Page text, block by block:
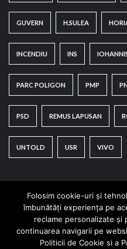
GUVERN H.SULEA
INCENDIU INS
PARC POLIGON PMP
PSD REMUS LAPUSAN
UNTOLD USR VIVO
Copyright © All rights
Folosim cookie-uri și
îmbunătăți experiența pe
reclame personalizate și
continuarea navigarii pe
Politicii de Cookie si a